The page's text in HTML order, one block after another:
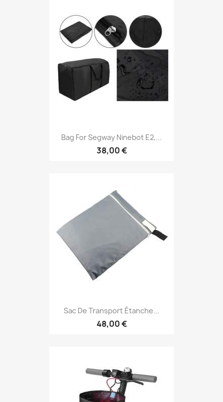
Bag For Segway Ninebot E2,...
38,00 €
Sac De Transport Étanche...
48,00 €